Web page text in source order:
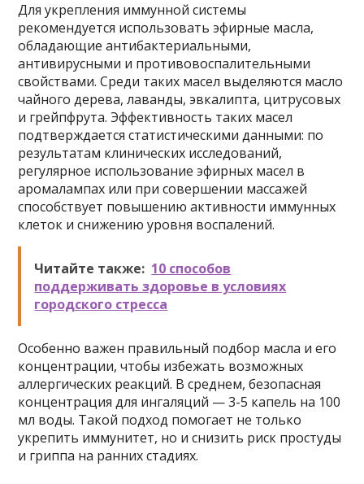
Для укрепления иммунной системы
рекомендуется использовать эфирные масла,
обладающие антибактериальными,
антивирусными и противовоспалительными
свойствами. Среди таких масел выделяются масло
чайного дерева, лаванды, эвкалипта, цитрусовых
и грейпфрута. Эффективность таких масел
подтверждается статистическими данными: по
результатам клинических исследований,
регулярное использование эфирных масел в
аромалампах или при совершении массажей
способствует повышению активности иммунных
клеток и снижению уровня воспалений.
Читайте также: 10 способов
поддерживать здоровье в условиях
городского стресса
Особенно важен правильный подбор масла и его
концентрации, чтобы избежать возможных
аллергических реакций. В среднем, безопасная
концентрация для ингаляций — 3-5 капель на 100
мл воды. Такой подход помогает не только
укрепить иммунитет, но и снизить риск простуды
и гриппа на ранних стадиях.